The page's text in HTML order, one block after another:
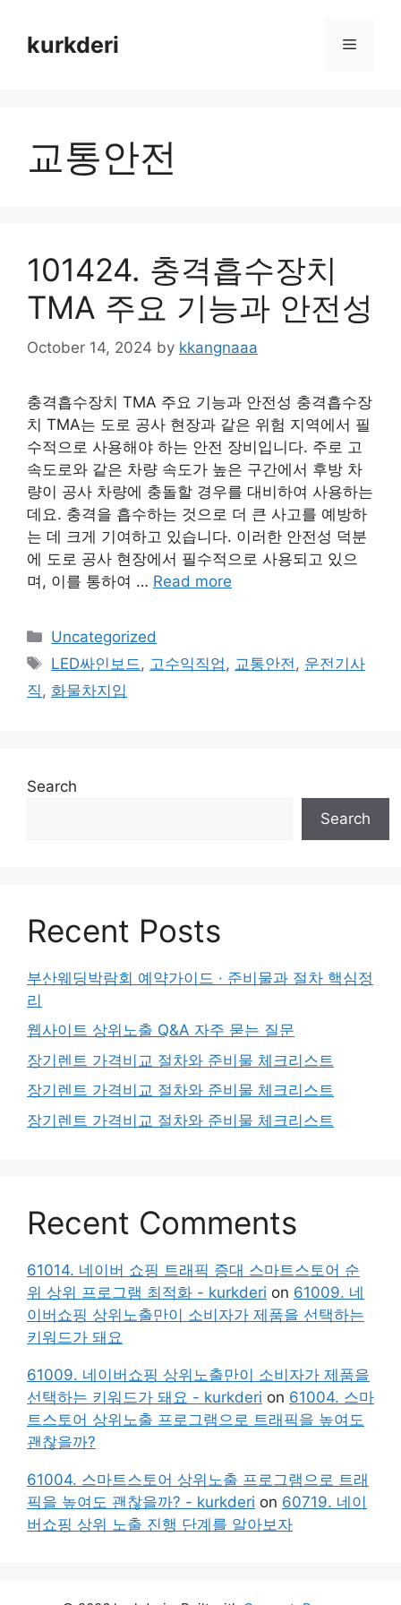
contentkurkderi Menu
교통안전
101424. 충격흡수장치
TMA 주요 기능과 안전성
October 14, 2024 by kkangnaaa
충격흡수장치 TMA 주요 기능과 안전성 충격흡수장
치 TMA는 도로 공사 현장과 같은 위험 지역에서 필
수적으로 사용해야 하는 안전 장비입니다. 주로 고
속도로와 같은 차량 속도가 높은 구간에서 후방 차
량이 공사 차량에 충돌할 경우를 대비하여 사용하는
데요. 충격을 흡수하는 것으로 더 큰 사고를 예방하
는 데 크게 기여하고 있습니다. 이러한 안전성 덕분
에 도로 공사 현장에서 필수적으로 사용되고 있으
며, 이를 통하여 … Read more
Categories
Uncategorized
Tags
LED싸인보드 , 고수익직업 , 교통안전 , 운전기사
직 , 화물차지입
Search
Search
Recent Posts
부산웨딩박람회 예약가이드 · 준비물과 절차 핵심정
리
웹사이트 상위노출 Q&A 자주 묻는 질문
장기렌트 가격비교 절차와 준비물 체크리스트
장기렌트 가격비교 절차와 준비물 체크리스트
장기렌트 가격비교 절차와 준비물 체크리스트
Recent Comments
61014. 네이버 쇼핑 트래픽 증대 스마트스토어 순
위 상위 프로그램 최적화 - kurkderi on 61009. 네
이버쇼핑 상위노출만이 소비자가 제품을 선택하는
키워드가 돼요
61009. 네이버쇼핑 상위노출만이 소비자가 제품을
선택하는 키워드가 돼요 - kurkderi on 61004. 스마
트스토어 상위노출 프로그램으로 트래픽을 높여도
괜찮을까?
61004. 스마트스토어 상위노출 프로그램으로 트래
픽을 높여도 괜찮을까? - kurkderi on 60719. 네이
버쇼핑 상위 노출 진행 단계를 알아보자